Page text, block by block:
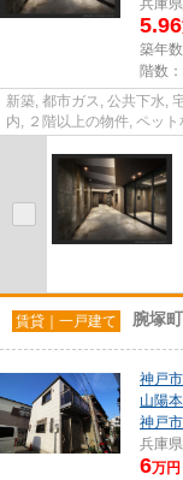
兵庫県
5.96
築年
階数
新築, 都市ガス, 公共下水,
内, ２階以上の物件, ペット相談, ガスコンロ, コンロ2口, フローリング, バルコニ
賃貸｜一戸建て 腕塚
神戸
山陽
神戸
兵庫県
6万円